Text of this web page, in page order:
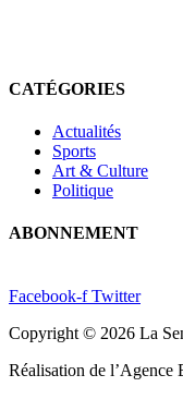
CATÉGORIES
Actualités
Sports
Art & Culture
Politique
ABONNEMENT
Facebook-f Twitter
Copyright © 2026 La
Réalisation de l’Agence